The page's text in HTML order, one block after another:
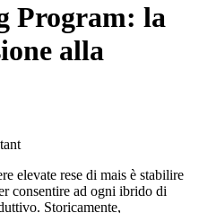
Program: la
alla
elevate rese di mais è stabilire
consentire ad ogni ibrido di
Storicamente,